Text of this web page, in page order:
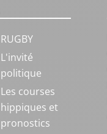
RUGBY
L'invité
politique
Les courses
hippiques et
pronostics